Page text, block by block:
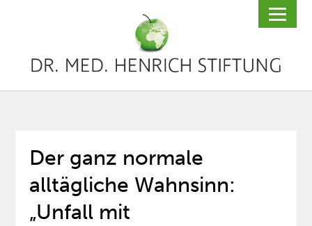
Der ganz normale
alltägliche Wahnsinn:
„Unfall mit